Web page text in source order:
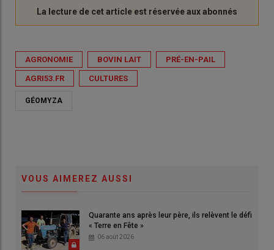
AGRONOMIE BOVIN LAIT PRÉ-EN-PAIL
AGRI53.FR CULTURES
GÉOMYZA
VOUS AIMEREZ AUSSI
Quarante ans après leur père, ils relèvent le défi
« Terre en Fête »
06 août 2026